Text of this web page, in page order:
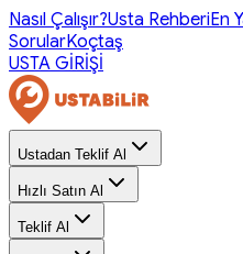
Nasıl Çalışır?Usta RehberiEn
SorularKoçtaş
USTA GİRİŞİ
Ustadan Teklif Al
Hızlı Satın Al
Teklif Al